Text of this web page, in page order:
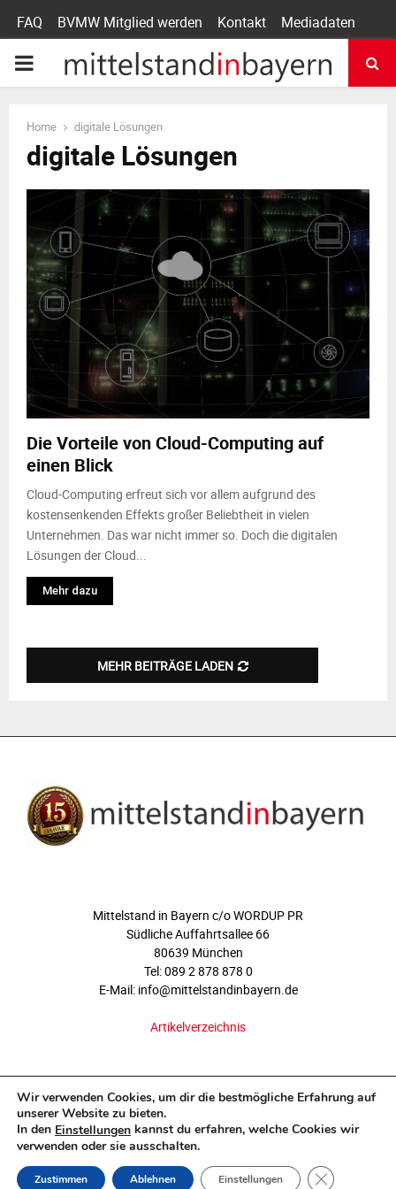
FAQ BVMW Mitglied werden Kontakt Mediadaten
P
A
M
N
U
Home digitale Lösungen
digitale Lösungen
Die Vorteile von Cloud-Computing auf
einen Blick
Cloud-Computing erfreut sich vor allem aufgrund des
kostensenkenden Effekts großer Beliebtheit in vielen
Unternehmen. Das war nicht immer so. Doch die digitalen
Lösungen der Cloud...
Mehr dazu
MEHR BEITRÄGE LADEN
Mittelstand in Bayern c/o WORDUP PR
Südliche Auffahrtsallee 66
80639 München
Tel: 089 2 878 878 0
E-Mail: info@mittelstandinbayern.de
Artikelverzeichnis
Wir verwenden Cookies, um dir die bestmögliche Erfahrung auf
unserer Website zu bieten.
In den Einstellungen kannst du erfahren, welche Cookies wir
verwenden oder sie ausschalten.
Zustimmen Ablehnen Einstellungen GDPR